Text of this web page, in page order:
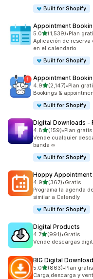
Built for Shopify
Appointment
5.0de 5 estrellas
(1,539)
1539 reseñas en total
•Plan
Aplicación de reserva
en el calendario
Built for Shopify
Appointment
4.9de 5 estrellas
(2,147)
2147 reseñas en total
•Plan
Bookings &
Built for Shopify
Digital Downloads ‑
4.8de 5 estrellas
(159)
159 reseñas en total
•Plan
Vende cualquier
banda ∞
Built for Shopify
Hoppy
4.9de 5 estrellas
(367)
367 reseñas en total
•Gratis
Programa la agenda
similar a Calendly
Built for Shopify
Digital Products
4.7de 5 estrellas
(991)
991 reseñas en total
•Gratis
Vende descargas
BIG Digital
5.0de 5 estrellas
(863)
863 reseñas en total
•Plan
Carga,descarga y